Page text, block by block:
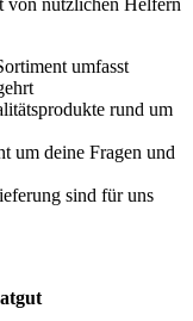
umfasst
rund um
um deine Fragen und
sind für uns